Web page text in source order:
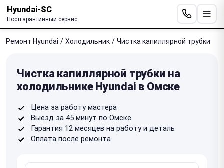
Hyundai-SC
Постгарантийный сервис
Ремонт Hyundai / Холодильник / Чистка капиллярной трубки
Чистка капиллярной трубки на
холодильнике Hyundai в Омске
Цена за работу мастера
Выезд за 45 минут по Омске
Гарантия 12 месяцев на работу и деталь
Оплата после ремонта